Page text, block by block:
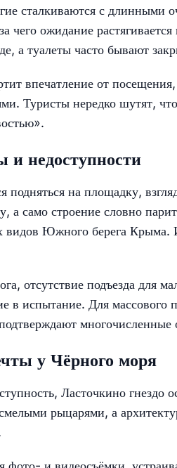
сталкиваются с длинными
чего ожидание
а туалеты часто бывают
впечатление от
Туристы нередко шутят,
и недоступности
подняться на площадку,
а само строение словно
Южного берега Крыма.
отсутствие подъезда для
в испытание. Для массового
у Чёрного моря
Ласточкино гнездо
рыцарями, а